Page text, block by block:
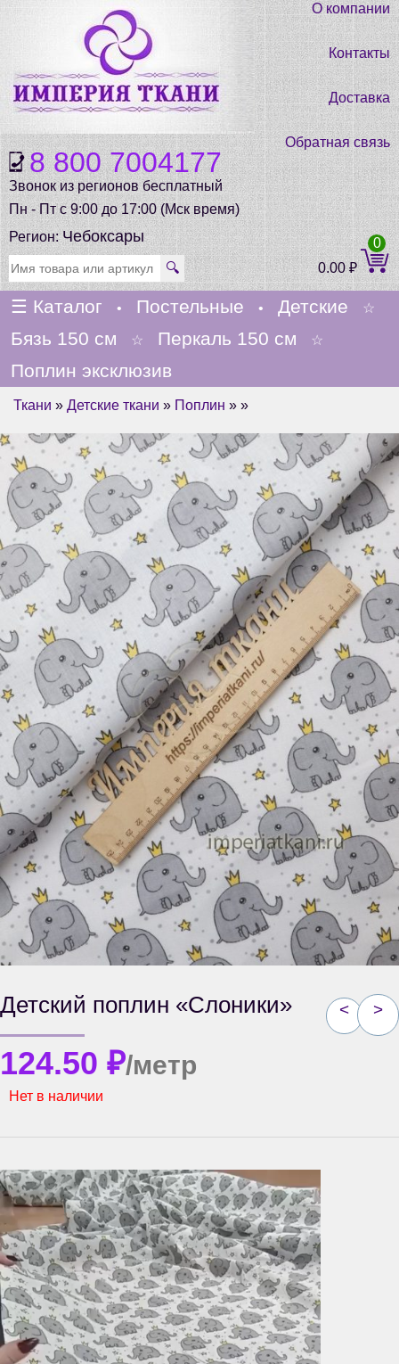
8 800 7004177
Звонок из регионов бесплатный
Пн - Пт с 9:00 до 17:00 (Мск время)
О компании
Контакты
Доставка
Обратная связь
Регион:Чебоксары
🔍 0.00₽
0
☰ Каталог • Постельные • Детские ☆
Бязь 150 см ☆ Перкаль 150 см ☆
Поплин эксклюзив
Ткани » Детские ткани » Поплин » »
< >
Детский поплин «Слоники»
124.50 ₽/метр
Нет в наличии